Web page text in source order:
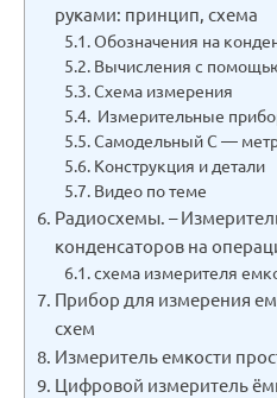
руками: принцип, схема
Обозначения на
Вычисления с
Схема измерения
Измерительные
Самодельный С —
Конструкция и детали
Видео по теме
Радиосхемы. –
конденсаторов на
схема измерителя
Прибор для измерения
схем
Измеритель емкости
Цифровой измеритель